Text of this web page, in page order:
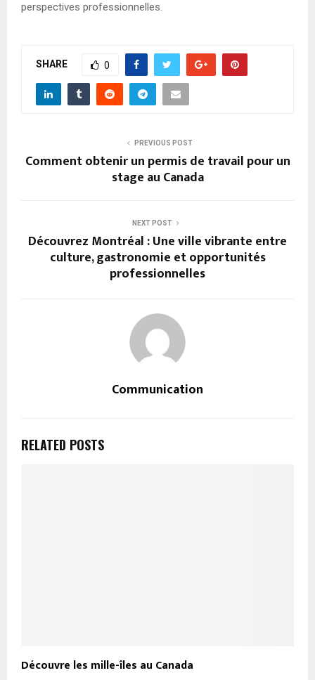
perspectives professionnelles.
SHARE 0
PREVIOUS POST
Comment obtenir un permis de travail pour un
stage au Canada
NEXT POST
Découvrez Montréal : Une ville vibrante entre
culture, gastronomie et opportunités
professionnelles
Communication
RELATED POSTS
Découvre les mille-îles au Canada